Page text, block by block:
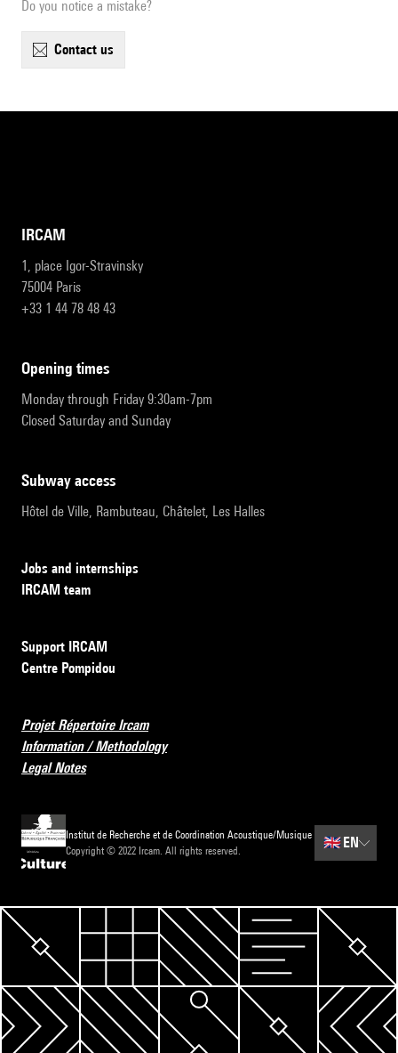
Do you notice a mistake?
contact us
IRCAM
1, place Igor-Stravinsky
75004 Paris
+33 1 44 78 48 43
opening times
Monday through Friday 9:30am-7pm
Closed Saturday and Sunday
subway access
Hôtel de Ville, Rambuteau, Châtelet, Les Halles
Jobs and internships
IRCAM team
Support IRCAM
Centre Pompidou
Projet Répertoire Ircam
Information / Methodology
Legal Notes
Institut de Recherche et de Coordination Acoustique/Musique
Copyright © 2022 Ircam. All rights reserved.
🇬🇧 EN